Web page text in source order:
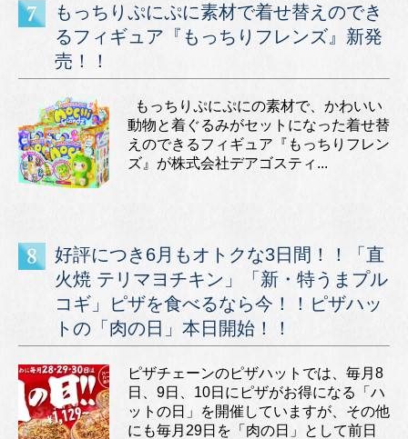
もっちりぷにぷに素材で着せ替えのでき
るフィギュア『もっちりフレンズ』新発
売！！
もっちりぷにぷにの素材で、かわいい
動物と着ぐるみがセットになった着せ替
えのできるフィギュア『もっちりフレン
ズ』が株式会社デアゴスティ...
好評につき6月もオトクな3日間！！「直
火焼 テリマヨチキン」「新・特うまプル
コギ」ピザを食べるなら今！！ピザハッ
トの「肉の日」本日開始！！
ピザチェーンのピザハットでは、毎月8
日、9日、10日にピザがお得になる「ハ
ットの日」を開催していますが、その他
にも毎月29日を「肉の日」として前日